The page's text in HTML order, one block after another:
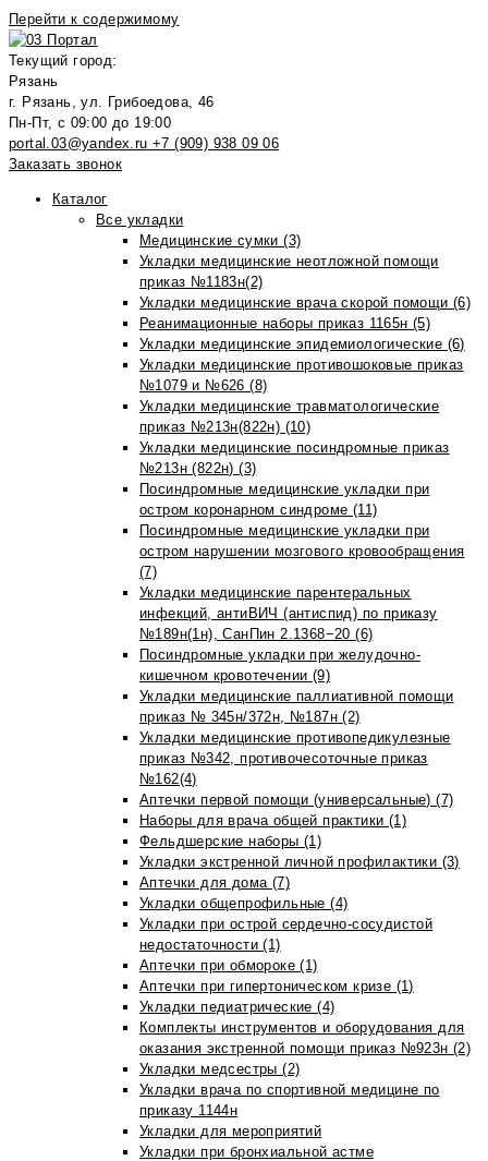
Перейти к содержимому
Текущий город:
Рязань
г. Рязань, ул. Грибоедова, 46
Пн-Пт, с 09:00 до 19:00
portal.03@yandex.ru +7 (909) 938 09 06
Заказать звонок
Каталог
Все укладки
Медицинские сумки (3)
Укладки медицинские неотложной помощи
приказ №1183н(2)
Укладки медицинские врача скорой помощи (6)
Реанимационные наборы приказ 1165н (5)
Укладки медицинские эпидемиологические (6)
Укладки медицинские противошоковые приказ
№1079 и №626 (8)
Укладки медицинские травматологические
приказ №213н(822н) (10)
Укладки медицинские посиндромные приказ
№213н (822н) (3)
Посиндромные медицинские укладки при
остром коронарном синдроме (11)
Посиндромные медицинские укладки при
остром нарушении мозгового кровообращения
(7)
Укладки медицинские парентеральных
инфекций, антиВИЧ (антиспид) по приказу
№189н(1н), СанПин 2.1368−20 (6)
Посиндромные укладки при желудочно-
кишечном кровотечении (9)
Укладки медицинские паллиативной помощи
приказ № 345н/372н, №187н (2)
Укладки медицинские противопедикулезные
приказ №342, противочесоточные приказ
№162(4)
Аптечки первой помощи (универсальные) (7)
Наборы для врача общей практики (1)
Фельдшерские наборы (1)
Укладки экстренной личной профилактики (3)
Аптечки для дома (7)
Укладки общепрофильные (4)
Укладки при острой сердечно-сосудистой
недостаточности (1)
Аптечки при обмороке (1)
Аптечки при гипертоническом кризе (1)
Укладки педиатрические (4)
Комплекты инструментов и оборудования для
оказания экстренной помощи приказ №923н (2)
Укладки медсестры (2)
Укладки врача по спортивной медицине по
приказу 1144н
Укладки для мероприятий
Укладки при бронхиальной астме